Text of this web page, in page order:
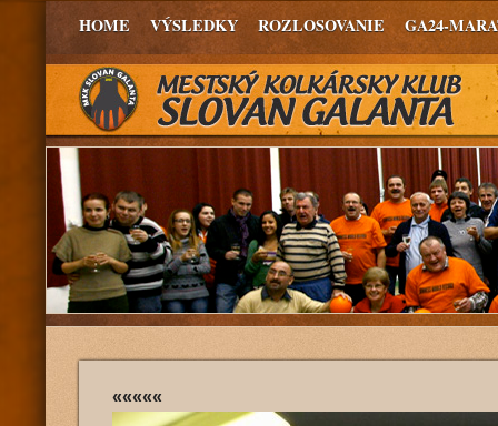
HOME VÝSLEDKY ROZLOSOVANIE GA24-
«««««